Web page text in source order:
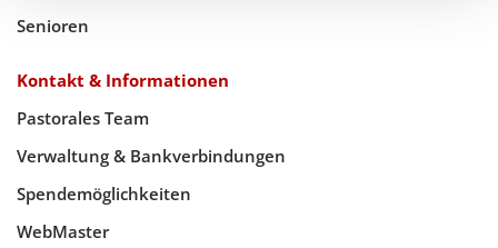
Senioren
Kontakt & Informationen
Pastorales Team
Verwaltung & Bankverbindungen
Spendemöglichkeiten
WebMaster